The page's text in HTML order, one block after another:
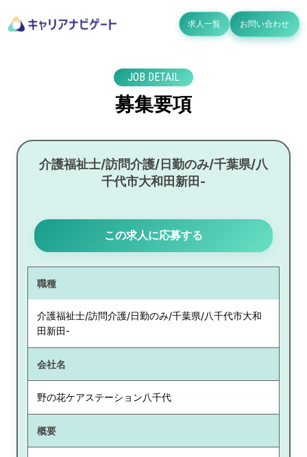
求人一覧 お問い合わせ
JOB DETAIL
募集要項
介護福祉士/訪問介護/日勤のみ/千葉県/八
千代市大和田新田-
この求人に応募する
職種
介護福祉士/訪問介護/日勤のみ/千葉県/八千代市大和
田新田-
会社名
野の花ケアステーション八千代
概要